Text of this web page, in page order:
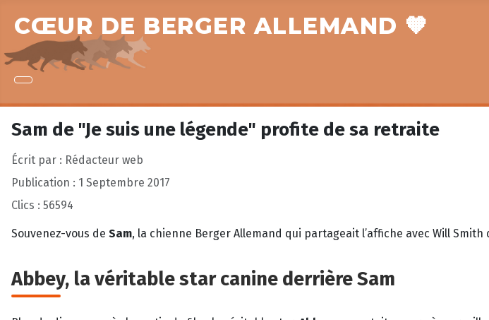
CŒUR DE BERGER ALLEMAND 🧡
Sam de "Je suis une légende" profite de sa retraite
Écrit par : Rédacteur web
Publication : 1 Septembre 2017
Clics : 56594
Souvenez-vous de Sam, la chienne Berger Allemand qui partageait l’affiche avec Will
Abbey, la véritable star canine derrière Sam